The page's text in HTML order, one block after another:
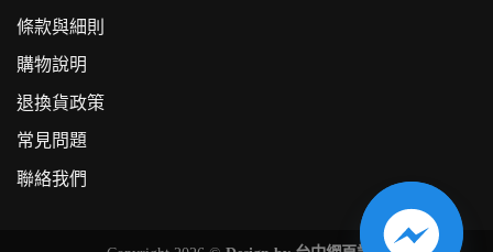
條款與細則
購物說明
退換貨政策
常見問題
聯絡我們